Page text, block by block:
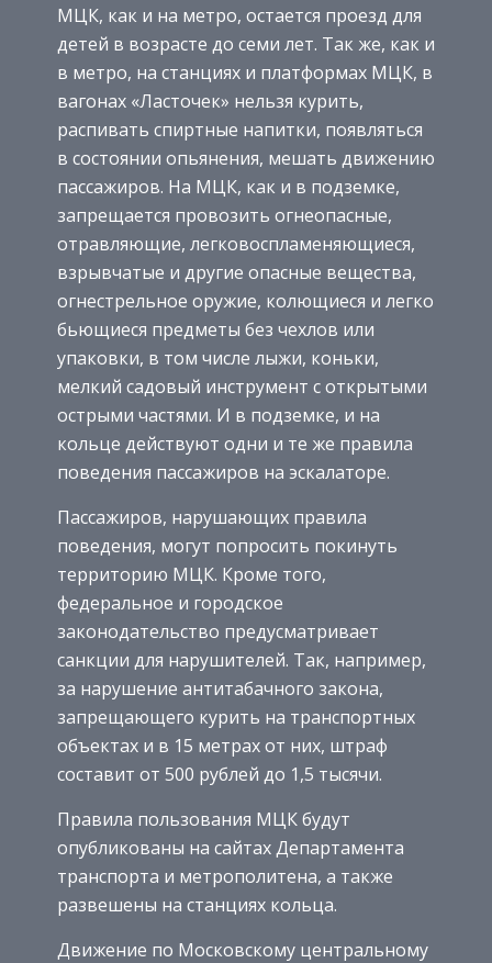
МЦК, как и на метро, остается проезд для
детей в возрасте до семи лет. Так же, как и
в метро, на станциях и платформах МЦК, в
вагонах «Ласточек» нельзя курить,
распивать спиртные напитки, появляться
в состоянии опьянения, мешать движению
пассажиров. На МЦК, как и в подземке,
запрещается провозить огнеопасные,
отравляющие, легковоспламеняющиеся,
взрывчатые и другие опасные вещества,
огнестрельное оружие, колющиеся и легко
бьющиеся предметы без чехлов или
упаковки, в том числе лыжи, коньки,
мелкий садовый инструмент с открытыми
острыми частями. И в подземке, и на
кольце действуют одни и те же правила
поведения пассажиров на эскалаторе.
Пассажиров, нарушающих правила
поведения, могут попросить покинуть
территорию МЦК. Кроме того,
федеральное и городское
законодательство предусматривает
санкции для нарушителей. Так, например,
за нарушение антитабачного закона,
запрещающего курить на транспортных
объектах и в 15 метрах от них, штраф
составит от 500 рублей до 1,5 тысячи.
Правила пользования МЦК будут
опубликованы на сайтах Департамента
транспорта и метрополитена, а также
развешены на станциях кольца.
Движение по Московскому центральному